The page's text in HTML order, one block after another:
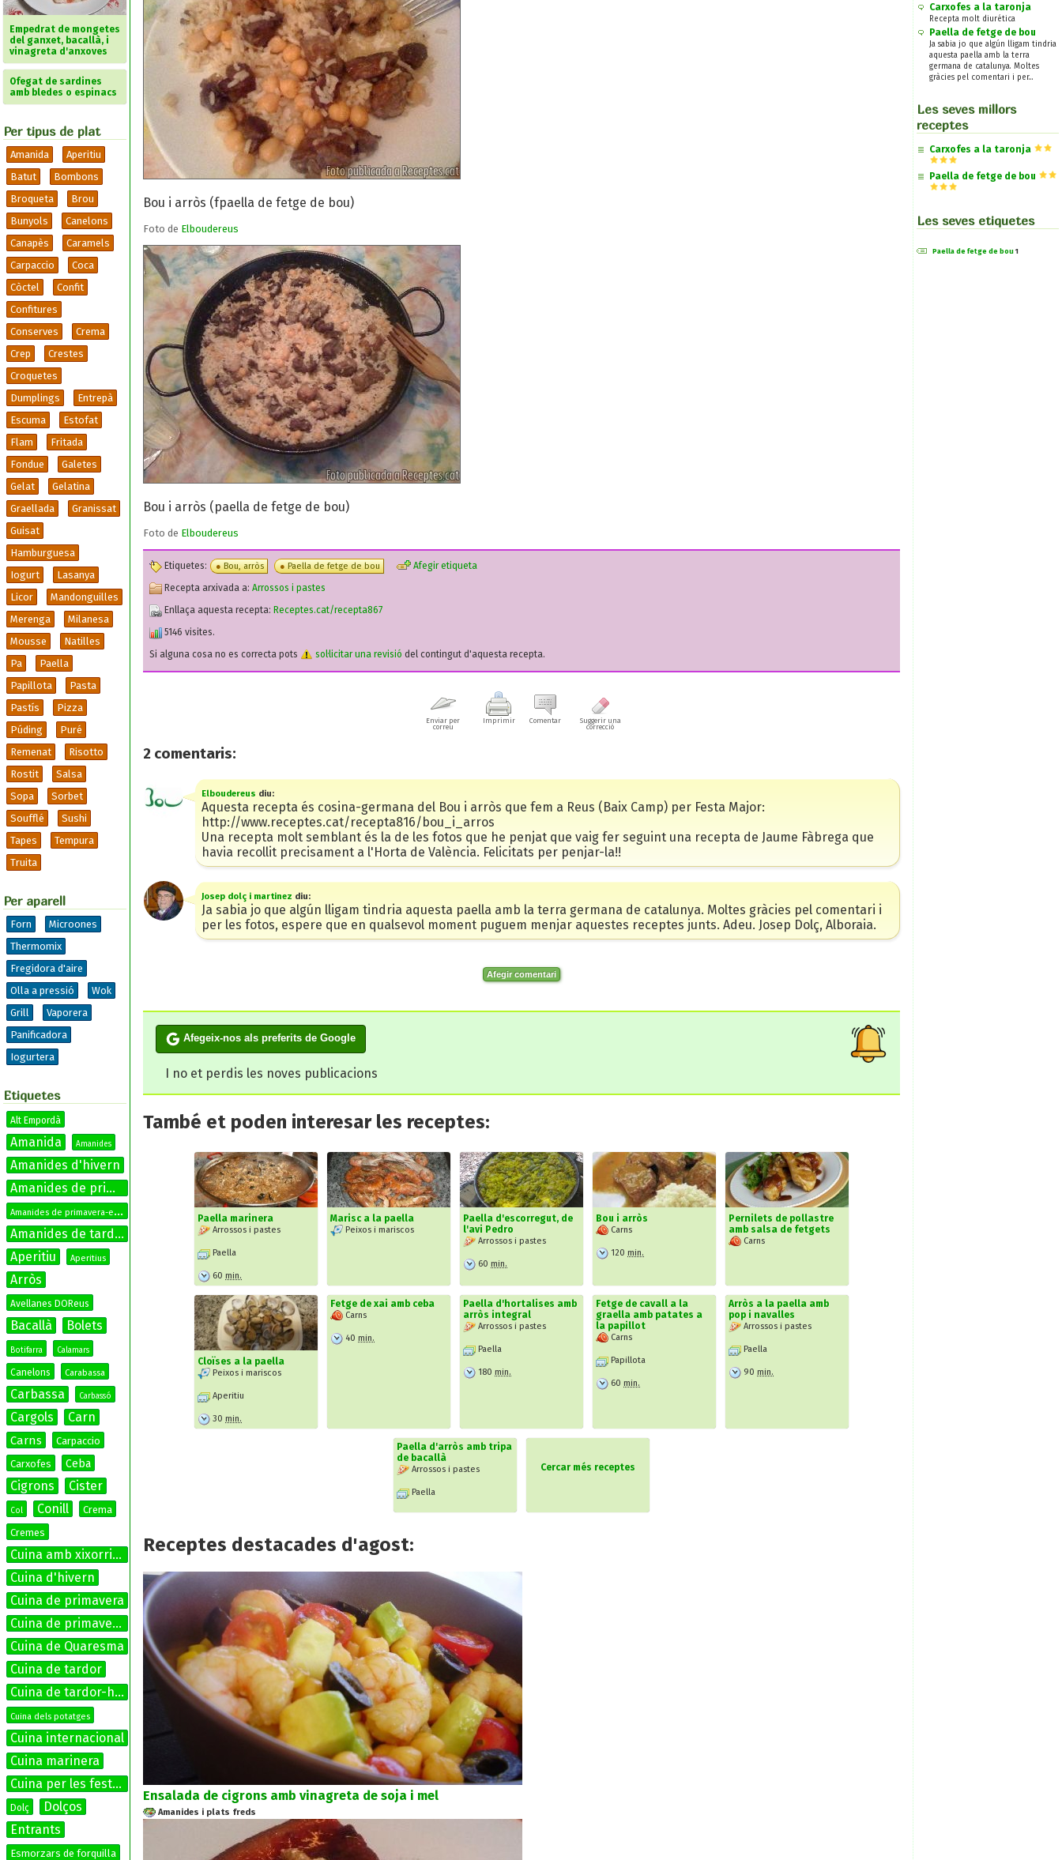
Empedrat de mongetes
del ganxet, bacallà, i
vinagreta d'anxoves
Ofegat de sardines
amb bledes o espinacs
Per tipus de plat
Amanida
Aperitiu
Batut
Bombons
Broqueta
Brou
Bunyols
Canelons
Canapès
Caramels
Carpaccio
Coca
Còctel
Confit
Confitures
Conserves
Crema
Crep
Crestes
Croquetes
Dumplings
Entrepà
Escuma
Estofat
Flam
Fritada
Fondue
Galetes
Gelat
Gelatina
Graellada
Granissat
Guisat
Hamburguesa
Iogurt
Lasanya
Licor
Mandonguilles
Merenga
Milanesa
Mousse
Natilles
Pa
Paella
Papillota
Pasta
Pastís
Pizza
Púding
Puré
Remenat
Risotto
Rostit
Salsa
Sopa
Sorbet
Soufflé
Sushi
Tapes
Tempura
Truita
Per aparell
Forn
Microones
Thermomix
Fregidora d'aire
Olla a pressió
Wok
Grill
Vaporera
Panificadora
Iogurtera
Etiquetes
Alt Empordà
Amanida Amanides
Amanides d'hivern
Amanides de primavera
A
manides de primavera-estiu
Amanides de tardor
Aperitiu
Aperitius
Arròs
Avellanes DOReus
Bacallà Bolets
Botifarra Calamars
Canelons Carabassa
Carbassa Carbassó
Cargols Carn
Carns
Carpaccio
Carxofes
Ceba
Cigrons Cister
Col Conill
Crema
Cremes
Cuina amb xixorrites
Cuina d'hivern
Cuina de primavera
Cuina de primavera-estiu
Cuina de Quaresma
Cuina de tardor
Cuina de tardor-hivern
Cuina dels potatges
Cuina internacional
Cuina marinera
Cuina per les festes
Dolç
Dolços
Entrants
Esmorzars de forquilla
Bou i arròs (fpaella de fetge de bou)
Foto de Elboudereus
Bou i arròs (paella de fetge de bou)
Foto de Elboudereus
Etiquetes: Bou, arròs Paella de fetge de bou
Afegir etiqueta
Recepta arxivada a: Arrossos i pastes
Enllaça aquesta recepta: Receptes.cat/recepta867
5146 visites.
Si alguna cosa no es correcta pots
sol·licitar una revisió del contingut d'aquesta recepta.
Enviar per
correu
Imprimir Comentar
Suggerir una
correcció
2 comentaris:
Elboudereus diu:
Aquesta recepta és cosina-germana del Bou i arròs que fem a Reus (Baix Camp) per Festa Major:
http://www.receptes.cat/recepta816/bou_i_arros
Una recepta molt semblant és la de les fotos que he penjat que vaig fer seguint una recepta de Jaume Fàbrega que
havia recollit precisament a l'Horta de València. Felicitats per penjar-la!!
Josep dolç i martinez diu:
Ja sabia jo que algún lligam tindria aquesta paella amb la terra germana de catalunya. Moltes gràcies pel comentari i
per les fotos, espere que en qualsevol moment puguem menjar aquestes receptes junts. Adeu. Josep Dolç, Alboraia.
Afegir comentari
Afegeix-nos als preferits de Google
I no et perdis les noves publicacions
També et poden interesar les receptes:
Paella marinera
Arrossos i pastes
Paella
60 min.
Marisc a la paella
Peixos i mariscos
Paella d'escorregut, de
l'avi Pedro
Arrossos i pastes
60 min.
Bou i arròs
Carns
120 min.
Pernilets de pollastre
amb salsa de fetgets
Carns
Cloïses a la paella
Peixos i mariscos
Aperitiu
30 min.
Fetge de xai amb ceba
Carns
40 min.
Paella d'hortalises amb
arròs integral
Arrossos i pastes
Paella
180 min.
Fetge de cavall a la
graella amb patates a
la papillot
Carns
Papillota
60 min.
Arròs a la paella amb
pop i navalles
Arrossos i pastes
Paella
90 min.
Paella d'arròs amb tripa
de bacallà
Arrossos i pastes
Paella
Cercar més receptes
Receptes destacades d'agost:
Ensalada de cigrons amb vinagreta de soja i mel
Amanides i plats freds
Carxofes a la taronja
Recepta molt diurética
Paella de fetge de bou
Ja sabia jo que algún lligam tindria
aquesta paella amb la terra
germana de catalunya. Moltes
gràcies pel comentari i per...
Les seves millors
receptes
Carxofes a la taronja
Paella de fetge de bou
Les seves etiquetes
Paella de fetge de bou 1